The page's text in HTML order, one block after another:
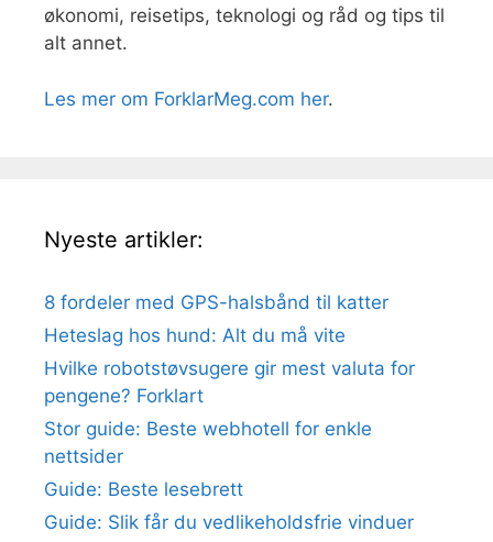
økonomi, reisetips, teknologi og råd og tips til
alt annet.
Les mer om ForklarMeg.com her.
Nyeste artikler:
8 fordeler med GPS-halsbånd til katter
Heteslag hos hund: Alt du må vite
Hvilke robotstøvsugere gir mest valuta for
pengene? Forklart
Stor guide: Beste webhotell for enkle
nettsider
Guide: Beste lesebrett
Guide: Slik får du vedlikeholdsfrie vinduer